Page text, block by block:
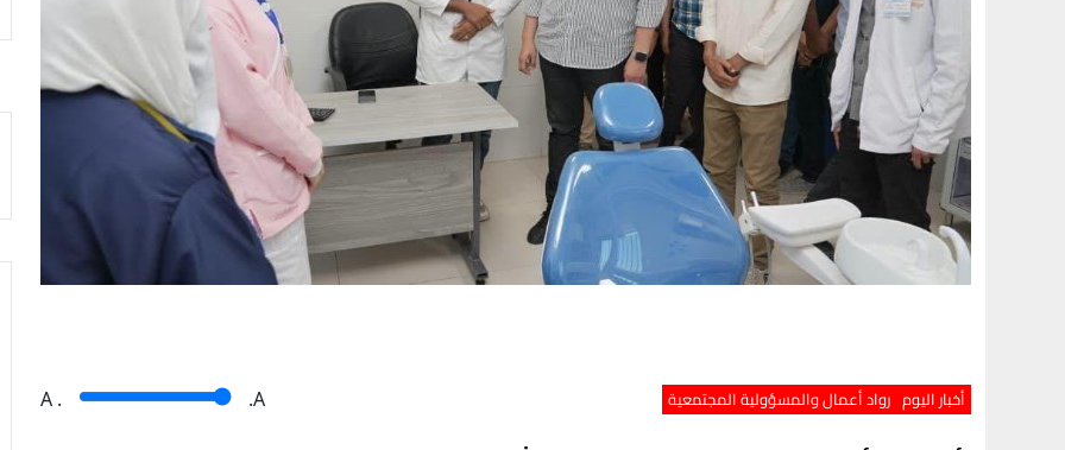
أخبار اليوم رواد أعمال والمسؤولية المجتمعية A . .A